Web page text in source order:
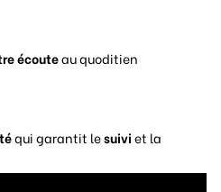
écouteau quoditien
qui garantit lesuiviet la